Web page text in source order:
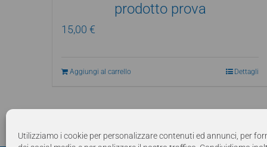
Utilizziamo i cookie per personalizzare contenuti ed annunci, per
prodotto prova
15,00 €
Aggiungi al carrello Dettagli